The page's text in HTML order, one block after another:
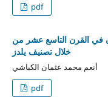
pdf
في القرن التاسع عشر من
خلال تصنيف يلدز
أنعم محمد عثمان الكباشي
pdf